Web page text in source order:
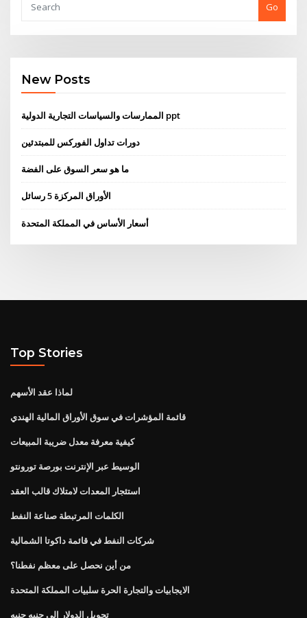
Go
New Posts
الممارسات والسياسات التجارية الدولية ppt
دورات تداول الفوركس للمبتدئين
ما هو سعر السوق على الفضة
الأوراق المركزة 5 رسائل
أسعار الأساس في المملكة المتحدة
Top Stories
لماذا عقد الأسهم
قائمة المؤشرات في سوق الأوراق المالية الهندي
كيفية معرفة معدل ضريبة المبيعات
الوسيط عبر الإنترنت بورصة تورونتو
استئجار المعدات لامتلاك قالب العقد
الكلمات المرتبطة صناعة النفط
شركات النفط في قائمة داكوتا الشمالية
من أين نحصل على معظم نفطنا؟
الايجابيات والتجارة الحرة سلبيات المملكة المتحدة
تحويل الدولار إلى جنيه جنيه